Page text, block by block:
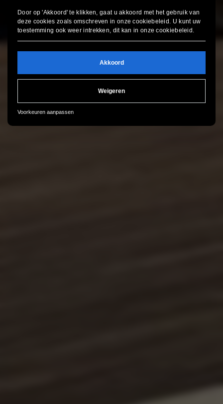
Door op 'Akkoord' te klikken, gaat u akkoord met het gebruik van
deze cookies zoals omschreven in onzecookiebeleid . U kunt uw
toestemming ook weer intrekken, dit kan in onzecookiebeleid .
Akkoord
Weigeren
Voorkeuren aanpassen